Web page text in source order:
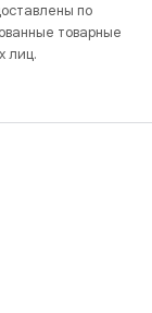
по
товарные
лиц.